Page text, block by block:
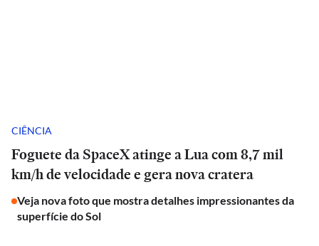
CIÊNCIA
Foguete da SpaceX atinge a Lua com 8,7 mil
km/h de velocidade e gera nova cratera
Veja nova foto que mostra detalhes impressionantes da
superfície do Sol